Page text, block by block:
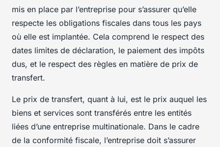
mis en place par l’entreprise pour s’assurer qu’elle
respecte les obligations fiscales dans tous les pays
où elle est implantée. Cela comprend le respect des
dates limites de déclaration, le paiement des impôts
dus, et le respect des règles en matière de prix de
transfert.
Le prix de transfert, quant à lui, est le prix auquel les
biens et services sont transférés entre les entités
liées d’une entreprise multinationale. Dans le cadre
de la conformité fiscale, l’entreprise doit s’assurer